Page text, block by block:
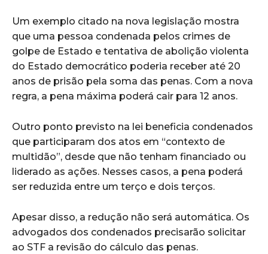
Um exemplo citado na nova legislação mostra
que uma pessoa condenada pelos crimes de
golpe de Estado e tentativa de abolição violenta
do Estado democrático poderia receber até 20
anos de prisão pela soma das penas. Com a nova
regra, a pena máxima poderá cair para 12 anos.
Outro ponto previsto na lei beneficia condenados
que participaram dos atos em “contexto de
multidão”, desde que não tenham financiado ou
liderado as ações. Nesses casos, a pena poderá
ser reduzida entre um terço e dois terços.
Apesar disso, a redução não será automática. Os
advogados dos condenados precisarão solicitar
ao STF a revisão do cálculo das penas.